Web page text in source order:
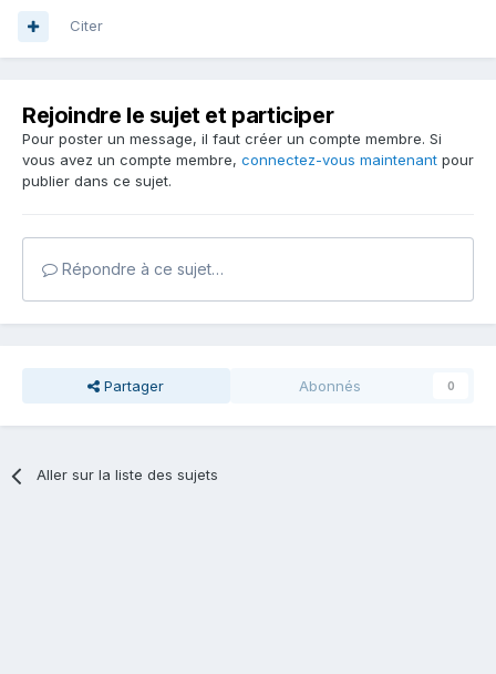
Citer
Rejoindre le sujet et participer
Pour poster un message, il faut créer un compte membre. Si
vous avez un compte membre, connectez-vous maintenant pour
publier dans ce sujet.
Répondre à ce sujet…
Partager Abonnés 0
Aller sur la liste des sujets